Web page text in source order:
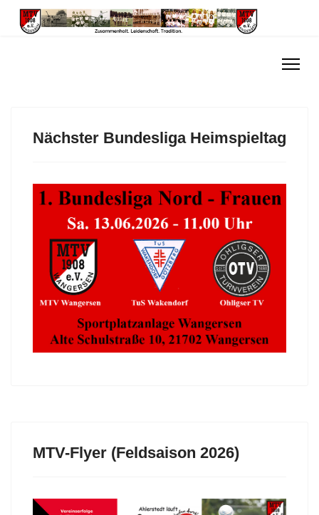
Nächster Bundesliga Heimspieltag
MTV-Flyer (Feldsaison 2026)